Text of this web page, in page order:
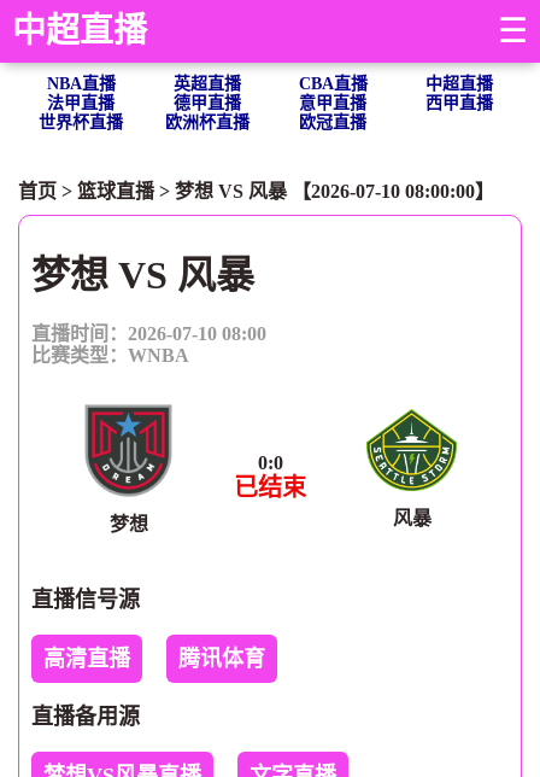
中超直播 ☰
NBA直播 英超直播 CBA直播
中超直播
法甲直播
德甲直播 意甲直播
西甲直播
世界杯直播
欧洲杯直播 欧冠直播
首页 > 篮球直播> 梦想 VS 风暴 【2026-07-10 08:00:00】
梦想 VS 风暴
直播时间：2026-07-10 08:00
比赛类型： WNBA
梦想
0:0
已结束
风暴
直播信号源
高清直播 腾讯体育
直播备用源